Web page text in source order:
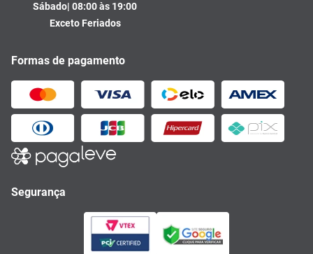
Sábado| 08:00 às 19:00
Exceto Feriados
Formas de pagamento
Segurança